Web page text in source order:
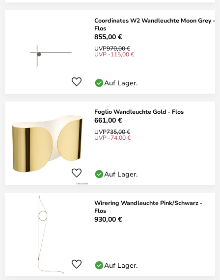
Coordinates W2 Wandleuchte Moon Grey -
Flos
855,00 €
UVP970,00 €
UVP -115,00 €
Auf Lager.
Foglio Wandleuchte Gold - Flos
661,00 €
UVP735,00 €
UVP -74,00 €
Auf Lager.
Wirering Wandleuchte Pink/Schwarz -
Flos
930,00 €
Auf Lager.